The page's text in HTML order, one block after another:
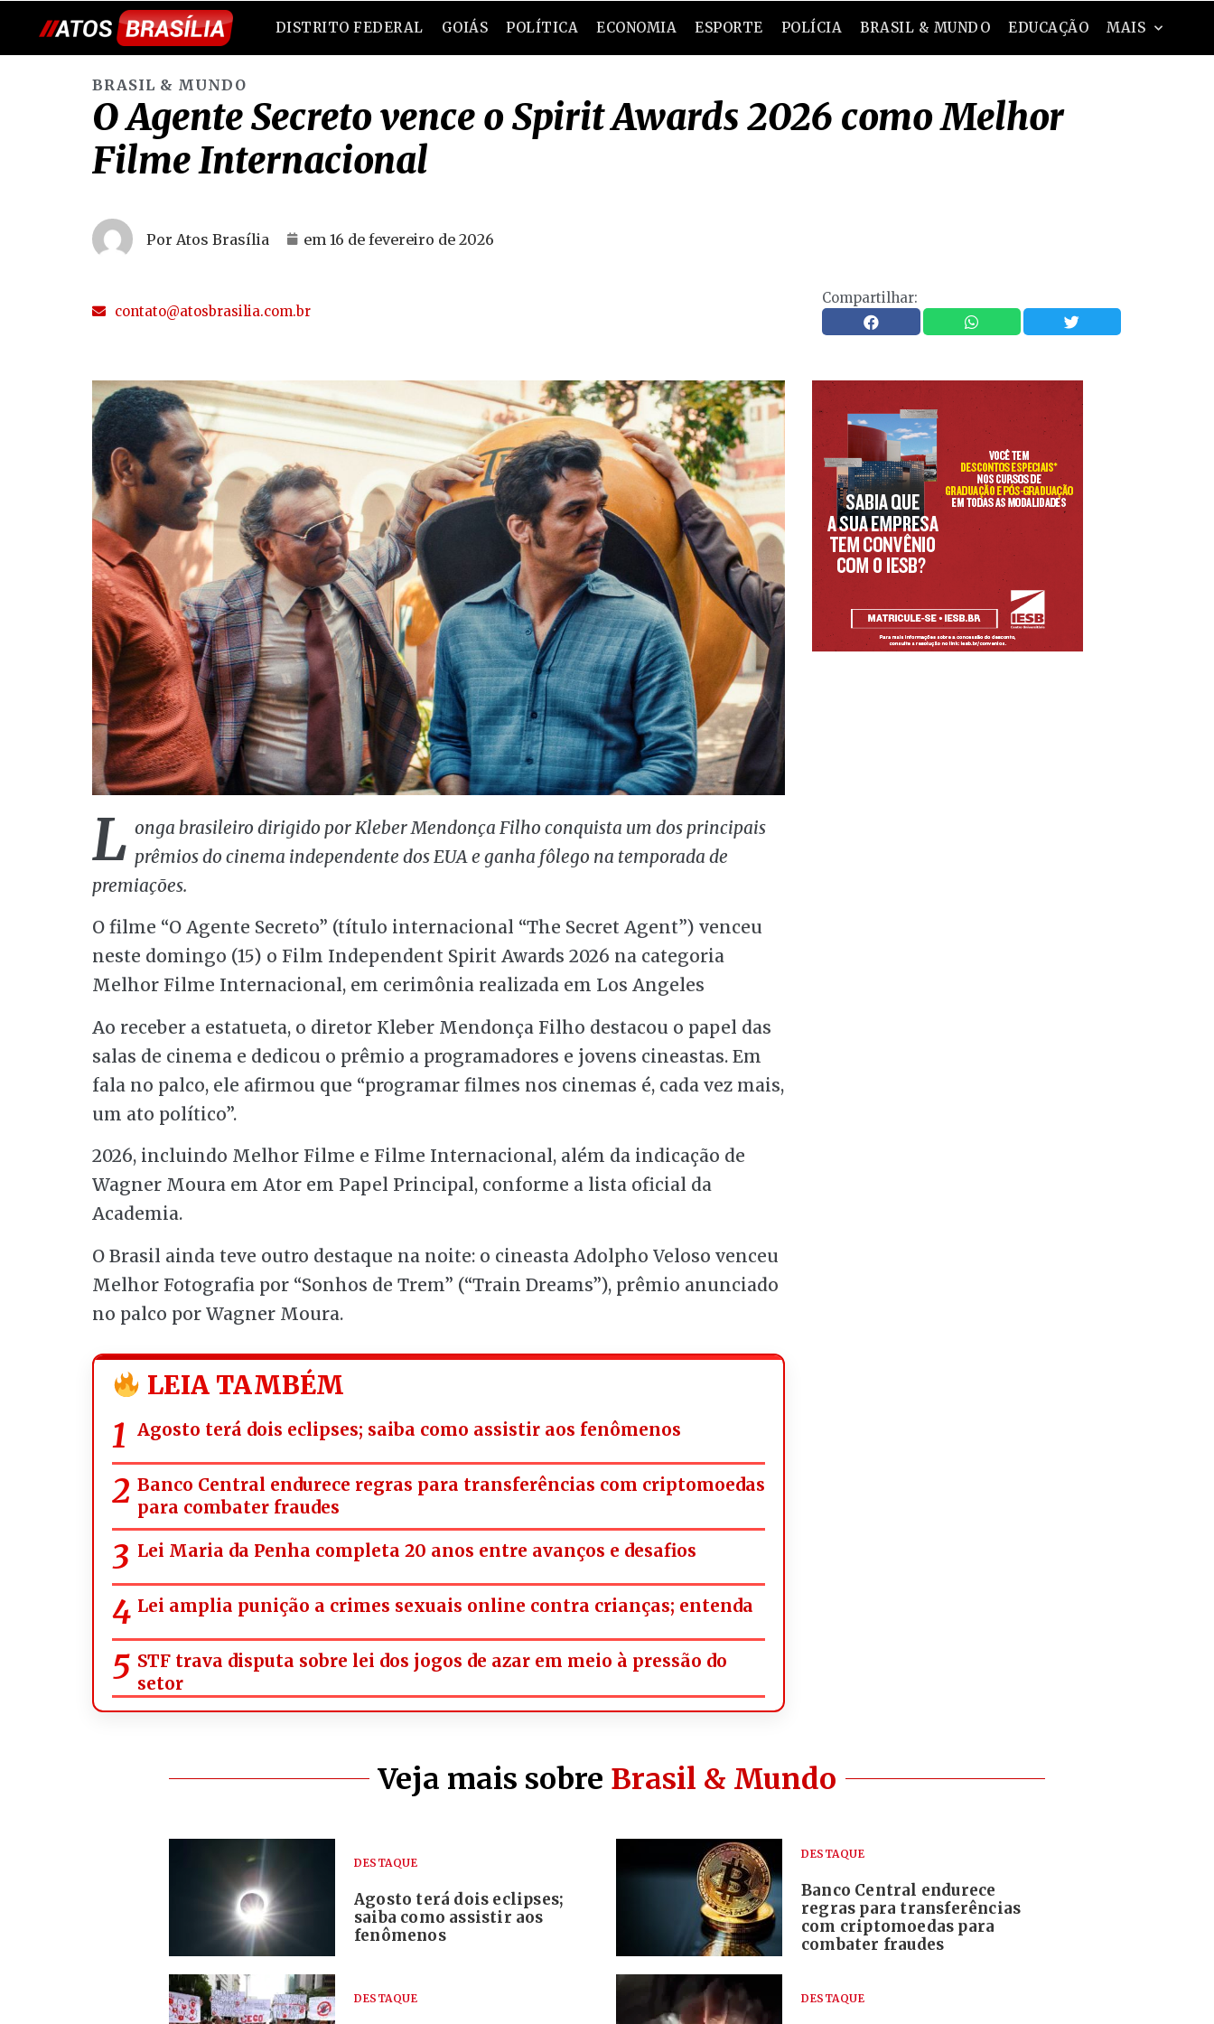
DISTRITO FEDERAL GOIÁS POLÍTICA ECONOMIA ESPORTE POLÍCIA BRASIL & MUNDO EDUCAÇÃO MAIS
BRASIL & MUNDO
O Agente Secreto vence o Spirit Awards 2026 como Melhor
Filme Internacional
Por Atos Brasília em 16 de fevereiro de 2026
contato@atosbrasilia.com.br
Compartilhar:
L onga brasileiro dirigido por Kleber Mendonça Filho conquista um dos principais
prêmios do cinema independente dos EUA e ganha fôlego na temporada de
premiações.
O filme “O Agente Secreto” (título internacional “The Secret Agent”) venceu
neste domingo (15) o Film Independent Spirit Awards 2026 na categoria
Melhor Filme Internacional, em cerimônia realizada em Los Angeles
Ao receber a estatueta, o diretor Kleber Mendonça Filho destacou o papel das
salas de cinema e dedicou o prêmio a programadores e jovens cineastas. Em
fala no palco, ele afirmou que “programar filmes nos cinemas é, cada vez mais,
um ato político”.
2026, incluindo Melhor Filme e Filme Internacional, além da indicação de
Wagner Moura em Ator em Papel Principal, conforme a lista oficial da
Academia.
O Brasil ainda teve outro destaque na noite: o cineasta Adolpho Veloso venceu
Melhor Fotografia por “Sonhos de Trem” (“Train Dreams”), prêmio anunciado
no palco por Wagner Moura.
LEIA TAMBÉM
Agosto terá dois eclipses; saiba como assistir aos fenômenos
Banco Central endurece regras para transferências com criptomoedas
para combater fraudes
Lei Maria da Penha completa 20 anos entre avanços e desafios
Lei amplia punição a crimes sexuais online contra crianças; entenda
STF trava disputa sobre lei dos jogos de azar em meio à pressão do
setor
Veja mais sobre Brasil & Mundo
DESTAQUE
Agosto terá dois eclipses;
saiba como assistir aos
fenômenos
DESTAQUE
Banco Central endurece
regras para transferências
com criptomoedas para
combater fraudes
DESTAQUE DESTAQUE